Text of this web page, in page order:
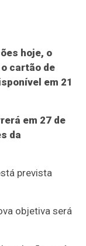
hoje, o
cartão de
em 21
em 27 de
da
prevista
objetiva será